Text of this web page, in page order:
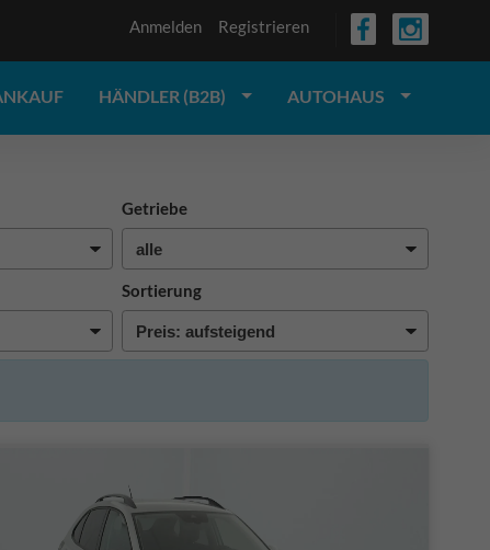
Anmelden Registrieren
HÄNDLER (B2B) AUTOHAUS
Getriebe
Sortierung